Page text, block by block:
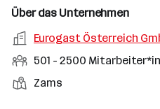
g
s
r
t
n
e
b
n
s
m
o
d
e
t
o
t
u
s
f
l
f
n
e
S
Über das Unternehmen
A
r
e
Eurogast Österreich
M
i
t
501 - 2500
S
Zams